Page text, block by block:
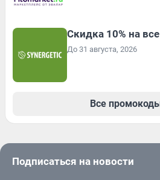
Скидка 10% на
До 31 августа, 2026
Все
Подписаться на новости